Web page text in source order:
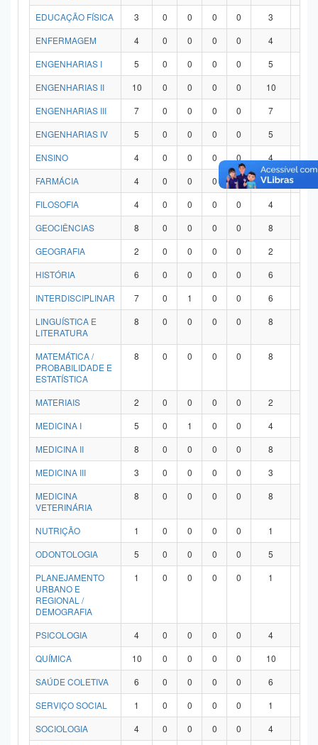
EDUCAÇÃO FÍSICA
3 0 0 0 0 3
ENFERMAGEM
4 0 0 0 0 4
ENGENHARIAS I
5 0 0 0 0 5
ENGENHARIAS II
10 0 0 0 0 10
ENGENHARIAS III
7 0 0 0 0 7
ENGENHARIAS IV
5 0 0 0 0 5
ENSINO
4 0 0 0 0 4
FARMÁCIA
4 0 0 0 0 4
FILOSOFIA
4 0 0 0 0 4
GEOCIÊNCIAS
8 0 0 0 0 8
GEOGRAFIA
2 0 0 0 0 2
HISTÓRIA
6 0 0 0 0 6
INTERDISCIPLINAR
7 0 1 0 0 6
LINGUÍSTICA E
LITERATURA
8 0 0 0 0 8
MATEMÁTICA /
PROBABILIDADE E
ESTATÍSTICA
8 0 0 0 0 8
MATERIAIS 2 0 0 0 0 2
MEDICINA I
5 0 1 0 0 4
MEDICINA II
8 0 0 0 0 8
MEDICINA III
3 0 0 0 0 3
MEDICINA
VETERINÁRIA
8 0 0 0 0 8
NUTRIÇÃO 1 0 0 0 0 1
ODONTOLOGIA
5 0 0 0 0 5
PLANEJAMENTO
URBANO E
REGIONAL /
DEMOGRAFIA
1 0 0 0 0 1
PSICOLOGIA 4 0 0 0 0 4
QUÍMICA
10 0 0 0 0 10
SAÚDE COLETIVA
6 0 0 0 0 6
SERVIÇO SOCIAL
1 0 0 0 0 1
SOCIOLOGIA
4 0 0 0 0 4